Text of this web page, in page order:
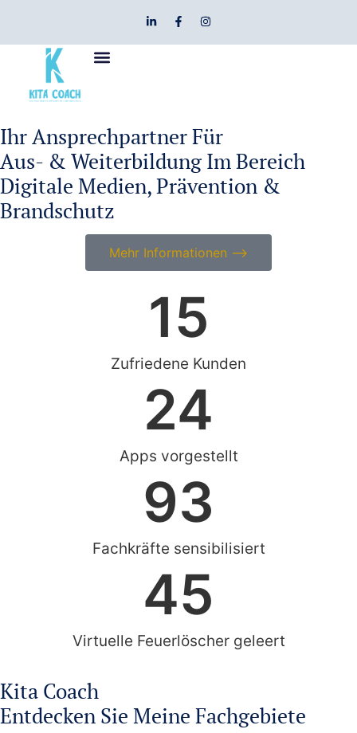
Ihr Ansprechpartner Für
Aus- & Weiterbildung Im Bereich
Digitale Medien, Prävention &
Brandschutz
Mehr Informationen ⟶
Zufriedene Kunden
15
Apps vorgestellt
24
Fachkräfte sensibilisiert
93
Virtuelle Feuerlöscher geleert
45
Kita Coach
Entdecken Sie Meine Fachgebiete